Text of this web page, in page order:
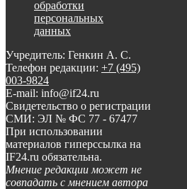
обработки
персональных
данных
Учредитель: Генкин А. С.
Телефон редакции: +7 (495)
003-9824
E-mail: info@if24.ru
Свидетельство о регистрации
СМИ: ЭЛ № ФС 77 - 67477
При использовании
материалов гиперссылка на
IF24.ru обязательна.
Мнение редакции может не
совпадать с мнением автора